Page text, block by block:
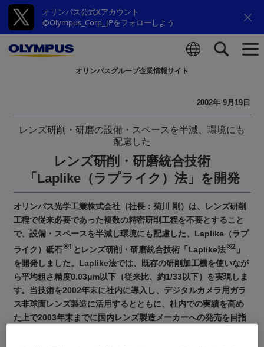
オリンパス公式Xアカウント
@Olympus_Corp_JPをフォローしよう
オリンパスグループ企業情報サイト
2002年 9月19日
レンズ研削・研磨の設備・スペースを半減、環境にも
配慮した
レンズ研削・研磨統合技術
「Laplike （ラプライク） 法」を開発
オリンパス光学工業株式会社（社長：菊川 剛）は、レンズ研削
工程で従来必要であった複数の精密研削工程を不要とすること
で、設備・スペースを半減し環境にも配慮した、Laplike（ラプ
ライク）砥石※1 とレンズ研削・研磨統合技術「Laplike法※2 」
を開発しました。Laplike法では、既存の研削加工機を使いなが
ら平均粗さ精度0.03μm以下（従来比、約1/33以下）を実現しま
す。当技術を2002年末に社内に導入し、デジタルカメラ用ガラ
ス非球面レンズ製造に活用するとともに、社内での実績を高め
た上で2003年末までに国内レンズ製造メーカーへの発売を目指